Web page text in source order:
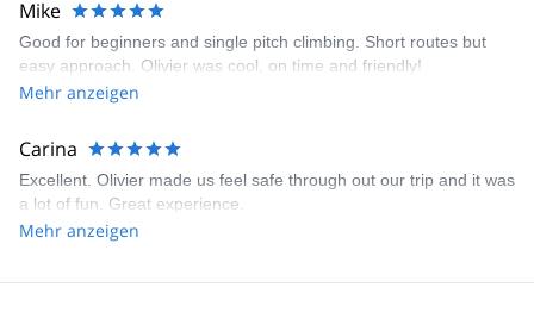
Mike
Good for beginners and single pitch climbing. Short routes but
easy approach. Olivier was cool, on time and friendly!
Mehr anzeigen
Carina
Excellent. Olivier made us feel safe through out our trip and it was
a lot of fun. Great experience.
Mehr anzeigen